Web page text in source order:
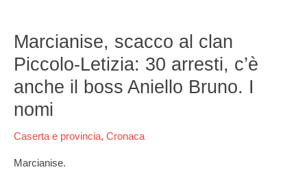
Marcianise, scacco al clan
Piccolo-Letizia: 30 arresti, c’è
anche il boss Aniello Bruno. I
nomi
Caserta e provincia, Cronaca
Marcianise.
scacco
al
clan
Piccolo-
Letizia:
30
c’è
il